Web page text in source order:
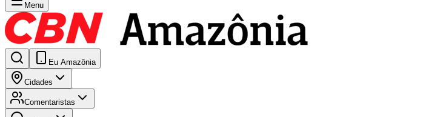
Menu
Eu Amazônia
Cidades
Comentaristas